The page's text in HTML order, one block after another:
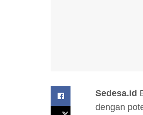
Sedesa.id
dengan